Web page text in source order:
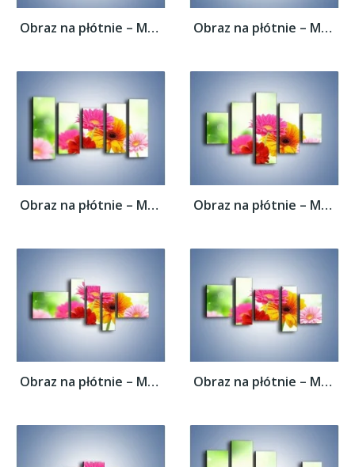
Obraz na płótnie – Małe kolorowe gerberki... Obraz na płótnie – Małe kolorowe gerberki...
Obraz na płótnie – Małe kolorowe gerberki... Obraz na płótnie – Małe kolorowe gerberki...
Obraz na płótnie – Małe kolorowe gerberki... Obraz na płótnie – Małe kolorowe gerberki...